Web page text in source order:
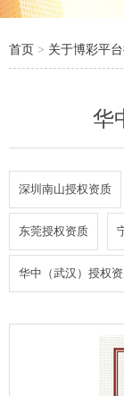
首页 > 关于博彩平
华
深圳南山授权资质
东莞授权资质
华中（武汉）授权